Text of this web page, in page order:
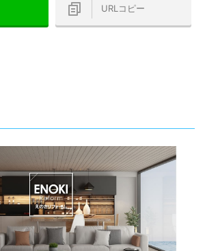
URLコピー